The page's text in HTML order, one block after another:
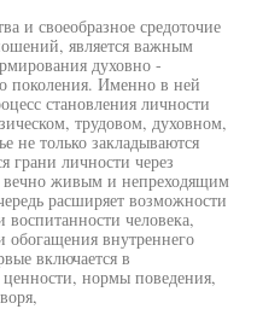
и своеобразное средоточие
является важным
духовно -
поколения. Именно в ней
становления личности
трудовом, духовном,
не только закладываются
грани личности через
вечно живым и непреходящим
расширяет возможности
воспитанности человека,
обогащения внутреннего
включается в
нормы поведения,